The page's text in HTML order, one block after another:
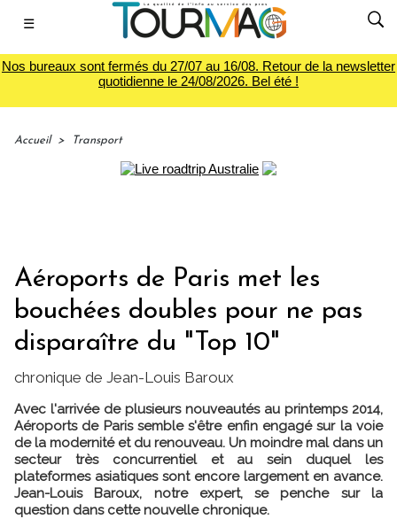
☰
Nos bureaux sont fermés du 27/07 au 16/08. Retour de la newsletter
quotidienne le 24/08/2026. Bel été !
Accueil > Transport
Aéroports de Paris met les
bouchées doubles pour ne pas
disparaître du "Top 10"
chronique de Jean-Louis Baroux
Avec l'arrivée de plusieurs nouveautés au printemps 2014,
Aéroports de Paris semble s'être enfin engagé sur la voie
de la modernité et du renouveau. Un moindre mal dans un
secteur très concurrentiel et au sein duquel les
plateformes asiatiques sont encore largement en avance.
Jean-Louis Baroux, notre expert, se penche sur la
question dans cette nouvelle chronique.